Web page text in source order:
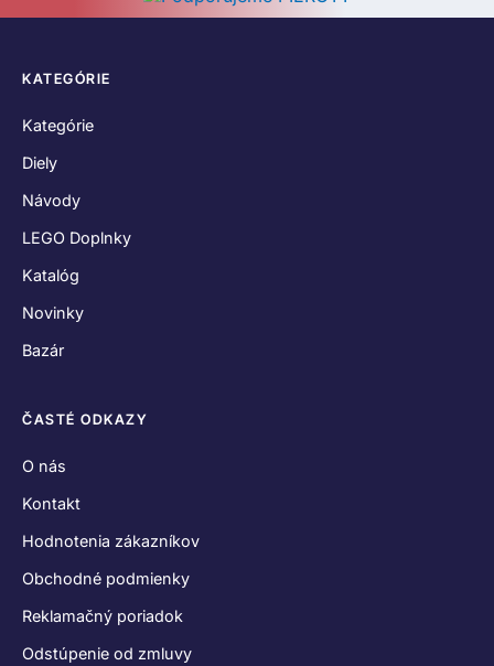
KATEGÓRIE
Kategórie
Diely
Návody
LEGO Doplnky
Katalóg
Novinky
Bazár
ČASTÉ ODKAZY
O nás
Kontakt
Hodnotenia zákazníkov
Obchodné podmienky
Reklamačný poriadok
Odstúpenie od zmluvy